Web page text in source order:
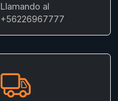
Llamando al
+56226967777